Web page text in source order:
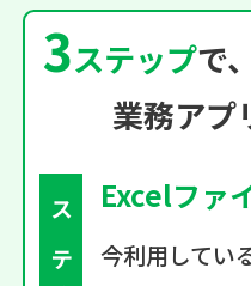
3ステップで
業務アプ
Excelファ
今利用してい